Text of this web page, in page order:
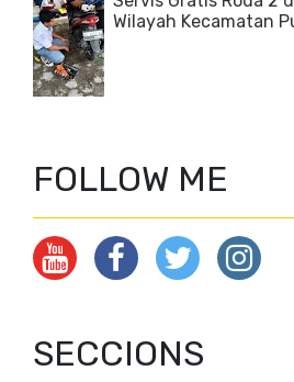
Wilayah Kecamatan
FOLLOW ME
SECCIONS